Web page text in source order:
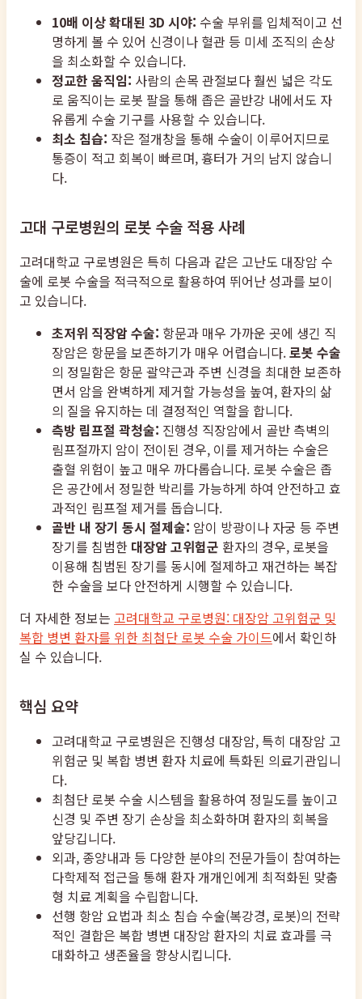
10배 이상 확대된 3D 시야: 수술 부위를 입체적이고 선
명하게 볼 수 있어 신경이나 혈관 등 미세 조직의 손상
을 최소화할 수 있습니다.
정교한 움직임: 사람의 손목 관절보다 훨씬 넓은 각도
로 움직이는 로봇 팔을 통해 좁은 골반강 내에서도 자
유롭게 수술 기구를 사용할 수 있습니다.
최소 침습: 작은 절개창을 통해 수술이 이루어지므로
통증이 적고 회복이 빠르며, 흉터가 거의 남지 않습니
다.
고대 구로병원의 로봇 수술 적용 사례
고려대학교 구로병원은 특히 다음과 같은 고난도 대장암 수
술에 로봇 수술을 적극적으로 활용하여 뛰어난 성과를 보이
고 있습니다.
초저위 직장암 수술: 항문과 매우 가까운 곳에 생긴 직
장암은 항문을 보존하기가 매우 어렵습니다.로봇 수술
의 정밀함은 항문 괄약근과 주변 신경을 최대한 보존하
면서 암을 완벽하게 제거할 가능성을 높여, 환자의 삶
의 질을 유지하는 데 결정적인 역할을 합니다.
측방 림프절 곽청술: 진행성 직장암에서 골반 측벽의
림프절까지 암이 전이된 경우, 이를 제거하는 수술은
출혈 위험이 높고 매우 까다롭습니다. 로봇 수술은 좁
은 공간에서 정밀한 박리를 가능하게 하여 안전하고 효
과적인 림프절 제거를 돕습니다.
골반 내 장기 동시 절제술: 암이 방광이나 자궁 등 주변
장기를 침범한 대장암 고위험군 환자의 경우, 로봇을
이용해 침범된 장기를 동시에 절제하고 재건하는 복잡
한 수술을 보다 안전하게 시행할 수 있습니다.
더 자세한 정보는 고려대학교 구로병원: 대장암 고위험군 및
복합 병변 환자를 위한 최첨단 로봇 수술 가이드에서 확인하
실 수 있습니다.
핵심 요약
고려대학교 구로병원은 진행성 대장암, 특히 대장암 고
위험군 및 복합 병변 환자 치료에 특화된 의료기관입니
다.
최첨단 로봇 수술 시스템을 활용하여 정밀도를 높이고
신경 및 주변 장기 손상을 최소화하며 환자의 회복을
앞당깁니다.
외과, 종양내과 등 다양한 분야의 전문가들이 참여하는
다학제적 접근을 통해 환자 개개인에게 최적화된 맞춤
형 치료 계획을 수립합니다.
선행 항암 요법과 최소 침습 수술(복강경, 로봇)의 전략
적인 결합은 복합 병변 대장암 환자의 치료 효과를 극
대화하고 생존율을 향상시킵니다.